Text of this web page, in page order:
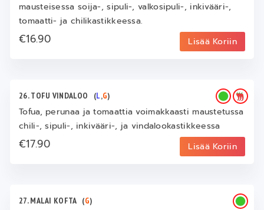
mausteisessa soija-, sipuli-, valkosipuli-, inkivääri-,
tomaatti- ja chilikastikkeessa.
€16.90 Lisää Koriin
26. TOFU VINDALOO (L,G)
Tofua, perunaa ja tomaattia voimakkaasti maustetussa
chili-, sipuli-, inkivääri-, ja vindalookastikkeessa
€17.90 Lisää Koriin
27. MALAI KOFTA (G)